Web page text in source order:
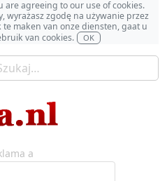
are agreeing to our use of cookies.
wyrażasz zgodę na używanie przez
maken van onze diensten, gaat u
van cookies.
OK
a